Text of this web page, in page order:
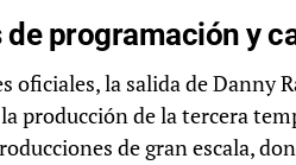
programación y
oficiales, la salida de Danny
producción de la tercera
de gran escala,